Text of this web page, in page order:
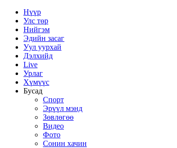
Нүүр
Улс төр
Нийгэм
Эдийн засаг
Уул уурхай
Дэлхийд
Live
Урлаг
Хүмүүс
Бусад
Спорт
Эрүүл мэнд
Зөвлөгөө
Видео
Фото
Сонин хачин